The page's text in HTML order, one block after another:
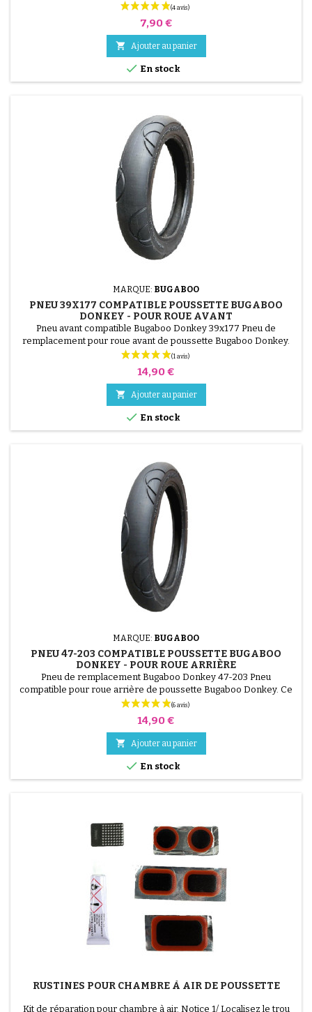
Prix
7,90 €
 Ajouter au panier
 En stock
MARQUE: BUGABOO
PNEU 39X177 COMPATIBLE POUSSETTE BUGABOO
DONKEY - POUR ROUE AVANT
Pneu avant compatible Bugaboo Donkey 39x177 Pneu de
remplacement pour roue avant de poussette Bugaboo Donkey.
Format 39x177, conçu pour remplacer un pneu usé tout en
conservant la roue d'origine. Montage avec chambre à air
compatible (non incluse).
Prix
14,90 €
 Ajouter au panier
 En stock
MARQUE: BUGABOO
PNEU 47-203 COMPATIBLE POUSSETTE BUGABOO
DONKEY - POUR ROUE ARRIÈRE
Pneu de remplacement Bugaboo Donkey 47-203 Pneu
compatible pour roue arrière de poussette Bugaboo Donkey. Ce
pneu au format 47-203 (12 pouces) permet de remplacer un pneu
usé tout en conservant la roue d'origine. Chambre à air non
incluse.
Prix
14,90 €
 Ajouter au panier
 En stock
RUSTINES POUR CHAMBRE À AIR DE POUSSETTE
Kit de réparation pour chambre à air. Notice 1/ Localisez le trou